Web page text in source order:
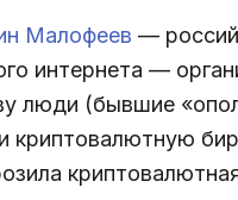
Малофеев —
интернета —
люди (бывшие
криптовалютную